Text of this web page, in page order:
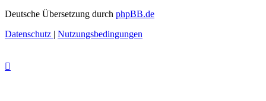
Deutsche Übersetzung durch phpBB.de
Datenschutz | Nutzungsbedingungen